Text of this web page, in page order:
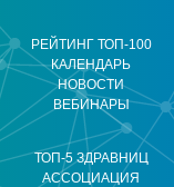
РЕЙТИНГ ТОП-100
КАЛЕНДАРЬ
НОВОСТИ
ВЕБИНАРЫ
ТОП-5 ЗДРАВНИЦ
АССОЦИАЦИЯ